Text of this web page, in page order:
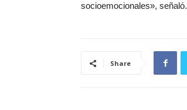
socioemocionales», señaló.
Share